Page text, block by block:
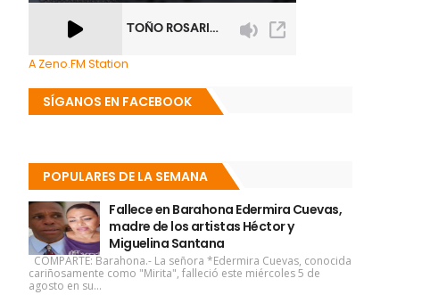
A Zeno.FM Station
SÍGANOS EN FACEBOOK
POPULARES DE LA SEMANA
Fallece en Barahona Edermira Cuevas,
madre de los artistas Héctor y
Miguelina Santana
COMPARTE: Barahona.- La señora *Edermira Cuevas, conocida
cariñosamente como "Mirita", falleció este miércoles 5 de
agosto en su...